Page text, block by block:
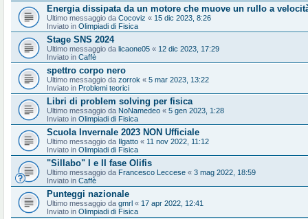
Energia dissipata da un motore che muove un rullo a
Ultimo messaggio da Cocoviz « 15 dic 2023, 8:26
Inviato in Olimpiadi di Fisica
Stage SNS 2024
Ultimo messaggio da licaone05 « 12 dic 2023, 17:29
Inviato in Caffè
spettro corpo nero
Ultimo messaggio da zorrok « 5 mar 2023, 13:22
Inviato in Problemi teorici
Libri di problem solving per fisica
Ultimo messaggio da NoNamedeo « 5 gen 2023, 1:28
Inviato in Olimpiadi di Fisica
Scuola Invernale 2023 NON Ufficiale
Ultimo messaggio da Ilgatto « 11 nov 2022, 11:12
Inviato in Olimpiadi di Fisica
"Sillabo" I e II fase Olifis
Ultimo messaggio da Francesco Leccese « 3 mag 2022, 18:59
Inviato in Caffè
Punteggi nazionale
Ultimo messaggio da gmrl « 17 apr 2022, 12:41
Inviato in Olimpiadi di Fisica